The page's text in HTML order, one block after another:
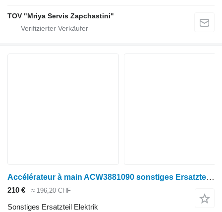
TOV "Mriya Servis Zapchastini"
Accélérateur à main ACW3881090 sonstiges Ersatzteil Elektrik für Massey Ferguson 7600 Radtraktor
210 € ≈ 196,20 CHF
Sonstiges Ersatzteil Elektrik